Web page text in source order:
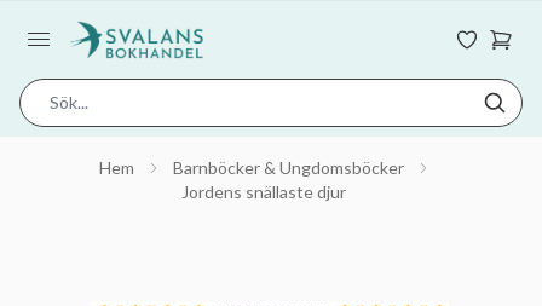
Hem
Barnböcker & Ungdomsböcker
Jordens snällaste djur